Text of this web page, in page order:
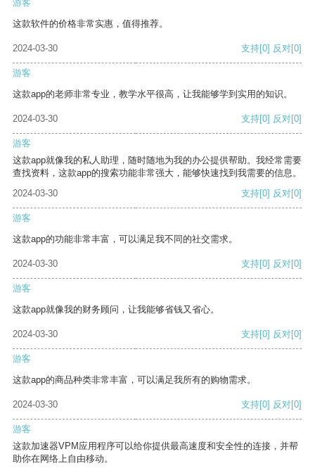
游客
这款软件的价格非常实惠，值得推荐。
2024-03-30 支持[0] 反对[0]
游客
这款app的老师非常专业，教学水平很高，让我能够学到实用的知识。
2024-03-30 支持[0] 反对[0]
游客
这款app就像我的私人助理，随时随地为我的办公提供帮助。我经常需要
查找资料，这款app的搜索功能非常强大，能够快速找到我需要的信息。
2024-03-30
支持[0] 反对[0]
游客
这款app的功能非常丰富，可以满足我不同的社交需求。
2024-03-30 支持[0] 反对[0]
游客
这款app就像我的财务顾问，让我能够省钱又省心。
2024-03-30 支持[0] 反对[0]
游客
这款app的商品种类非常丰富，可以满足我所有的购物需求。
2024-03-30 支持[0] 反对[0]
游客
这款加速器VPM应用程序可以给你提供最高速度和安全性的连接，并帮
助你在网络上自由移动。